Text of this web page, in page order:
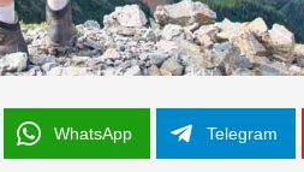
WhatsApp Telegram